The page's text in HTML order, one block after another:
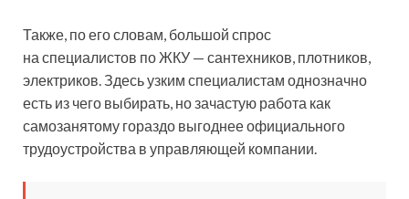
Также, по его словам, большой спрос
на специалистов по ЖКУ — сантехников, плотников,
электриков. Здесь узким специалистам однозначно
есть из чего выбирать, но зачастую работа как
самозанятому гораздо выгоднее официального
трудоустройства в управляющей компании.